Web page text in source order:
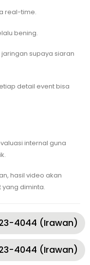
real-time.
bening.
supaya siaran
detail event bisa
internal guna
hasil video akan
diminta.
4044 (Irawan)
4044 (Irawan)